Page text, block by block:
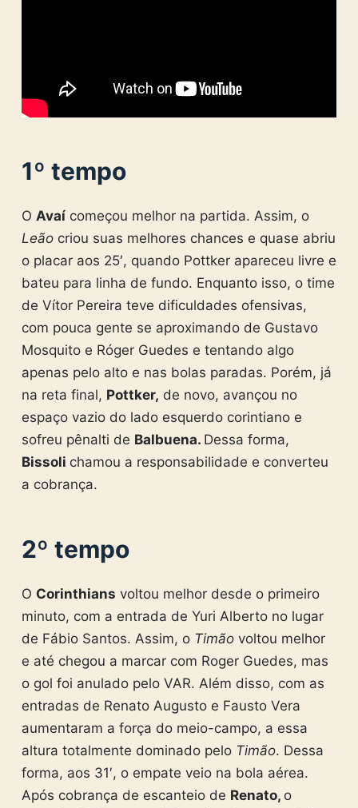
1º tempo
O Avaícomeçou melhor na partida. Assim, o
Leãocriou suas melhores chances e quase abriu
o placar aos 25′, quando Pottker apareceu livre e
bateu para linha de fundo. Enquanto isso, o time
de Vítor Pereira teve dificuldades ofensivas,
com pouca gente se aproximando de Gustavo
Mosquito e Róger Guedes e tentando algo
apenas pelo alto e nas bolas paradas. Porém, já
na reta final, Pottker, de novo, avançou no
espaço vazio do lado esquerdo corintiano e
sofreu pênalti de Balbuena. Dessa forma,
Bissoli chamou a responsabilidade e converteu
a cobrança.
2º tempo
O Corinthians voltou melhor desde o primeiro
minuto, com a entrada de Yuri Alberto no lugar
de Fábio Santos. Assim, o Timão voltou melhor
e até chegou a marcar com Roger Guedes, mas
o gol foi anulado pelo VAR. Além disso, com as
entradas de Renato Augusto e Fausto Vera
aumentaram a força do meio-campo, a essa
altura totalmente dominado pelo Timão. Dessa
forma, aos 31′, o empate veio na bola aérea.
Após cobrança de escanteio de Renato, o